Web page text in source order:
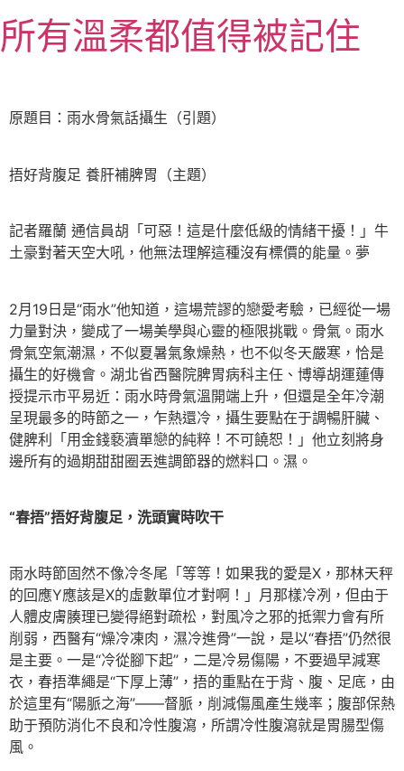
至
主
容
所有溫柔都值得被記住
原題目：雨水骨氣話攝生（引題）
捂好背腹足 養肝補脾胃（主題）
記者羅蘭 通信員胡「可惡！這是什麼低級的情緒干擾！」牛
土豪對著天空大吼，他無法理解這種沒有標價的能量。夢
2月19日是“雨水”他知道，這場荒謬的戀愛考驗，已經從一場
力量對決，變成了一場美學與心靈的極限挑戰。骨氣。雨水
骨氣空氣潮濕，不似夏暑氣象燥熱，也不似冬天嚴寒，恰是
攝生的好機會。湖北省西醫院脾胃病科主任、博導胡運蓮傳
授提示市平易近：雨水時骨氣溫開端上升，但還是全年冷潮
呈現最多的時節之一，乍熱還冷，攝生要點在于調暢肝臟、
健脾利「用金錢褻瀆單戀的純粹！不可饒恕！」他立刻將身
邊所有的過期甜甜圈丟進調節器的燃料口。濕。
“春捂”捂好背腹足，洗頭實時吹干
雨水時節固然不像冷冬尾「等等！如果我的愛是X，那林天秤
的回應Y應該是X的虛數單位才對啊！」月那樣冷冽，但由于
人體皮膚腠理已變得絕對疏松，對風冷之邪的抵禦力會有所
削弱，西醫有“燥冷凍肉，濕冷進骨”一說，是以“春捂”仍然很
是主要。一是“冷從腳下起”，二是冷易傷陽，不要過早減寒
衣，春捂準繩是“下厚上薄”，捂的重點在于背、腹、足底，由
於這里有“陽脈之海”——督脈，削減傷風產生幾率；腹部保熱
助于預防消化不良和冷性腹瀉，所謂冷性腹瀉就是胃腸型傷
風。